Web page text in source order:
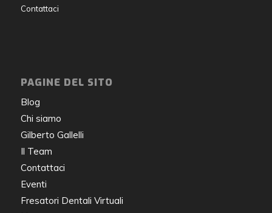
Contattaci
PAGINE DEL SITO
Blog
Chi siamo
Gilberto Gallelli
Il Team
Contattaci
Eventi
Fresatori Dentali Virtuali